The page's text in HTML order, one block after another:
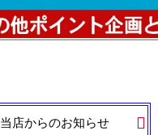
当店からのお知らせ